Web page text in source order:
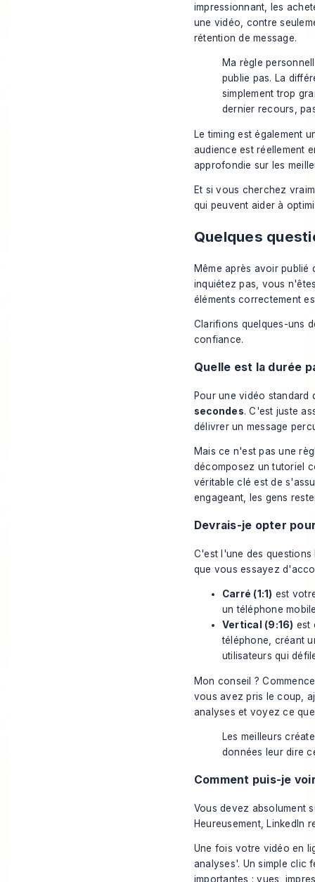
impressionnant, les
une vidéo, contre
rétention de message.
Ma règle
publie pas. La
simplement trop
dernier recours,
Le timing est également
audience est réellement
approfondie sur les
Et si vous cherchez
qui peuvent aider à
Quelques
Même après avoir publié
inquiétez pas, vous
éléments correctement
Clarifions quelques-uns
confiance.
Quelle est la durée
Pour une vidéo
secondes. C'est juste
délivrer un message
Mais ce n'est pas une
décomposez un tutoriel
véritable clé est de
engageant, les gens
Devrais-je opter
C'est l'une des
que vous essayez
Carré (1:1) est
un téléphone
Vertical (9:16) est
téléphone, créant
utilisateurs qui
Mon conseil ?
vous avez pris le coup,
analyses et voyez ce
Les meilleurs
données leur dire
Comment puis-je
Vous devez absolument
Heureusement, LinkedIn
Une fois votre vidéo en
analyses'. Un simple clic
importantes : vues,